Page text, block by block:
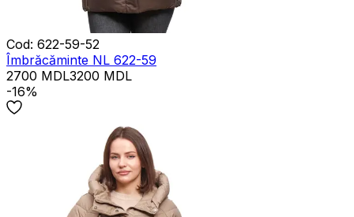
Cod: 622-59-52
Îmbrăcăminte NL 622-59
2700 MDL3200 MDL
-16%